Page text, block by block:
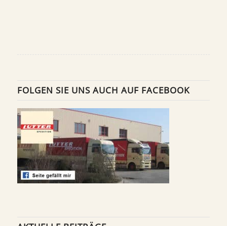
FOLGEN SIE UNS AUCH AUF FACEBOOK